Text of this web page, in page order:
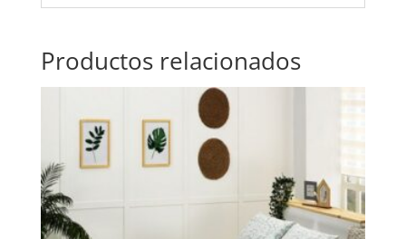
Productos relacionados